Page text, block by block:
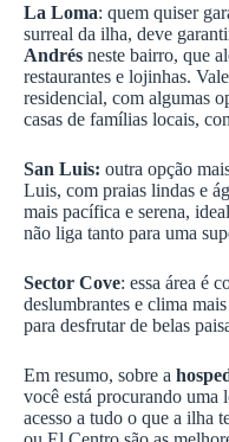
La Loma: quem quiser
surreal da ilha, deve
Andrés neste bairro, que
restaurantes e lojinhas.
residencial, com algumas
casas de famílias locais,
San Luis: outra opção
Luis, com praias lindas e
mais pacífica e serena,
não liga tanto para uma
Sector Cove: essa área é
deslumbrantes e clima
para desfrutar de belas
Em resumo, sobre a
você está procurando uma
acesso a tudo o que a ilha